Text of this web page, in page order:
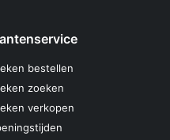
bestellen
zoeken
verkopen